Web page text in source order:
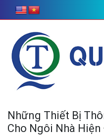
Những Thiết Bị
Cho Ngôi Nhà Hiện